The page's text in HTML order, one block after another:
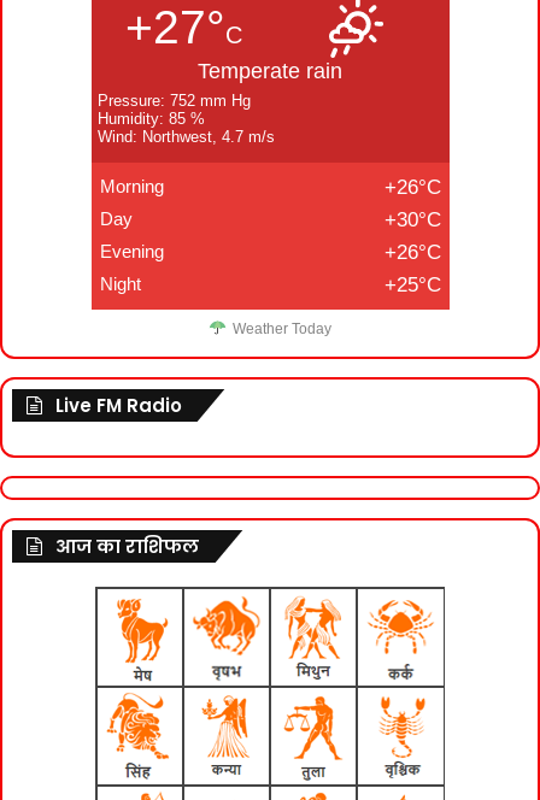
+27°C
Temperate rain
Pressure: 752 mm Hg
Humidity: 85 %
Wind: Northwest, 4.7 m/s
Morning +26°C
Day +30°C
Evening +26°C
Night +25°C
Weather Today
Live FM Radio
आज का राशिफल